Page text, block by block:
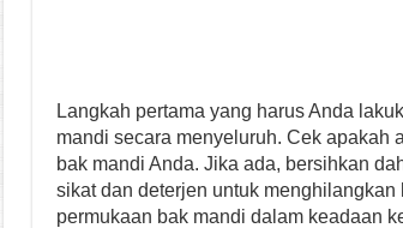
Langkah pertama yang harus Anda
mandi secara menyeluruh. Cek apakah
bak mandi Anda. Jika ada, bersihkan
sikat dan deterjen untuk
permukaan bak mandi dalam keadaan